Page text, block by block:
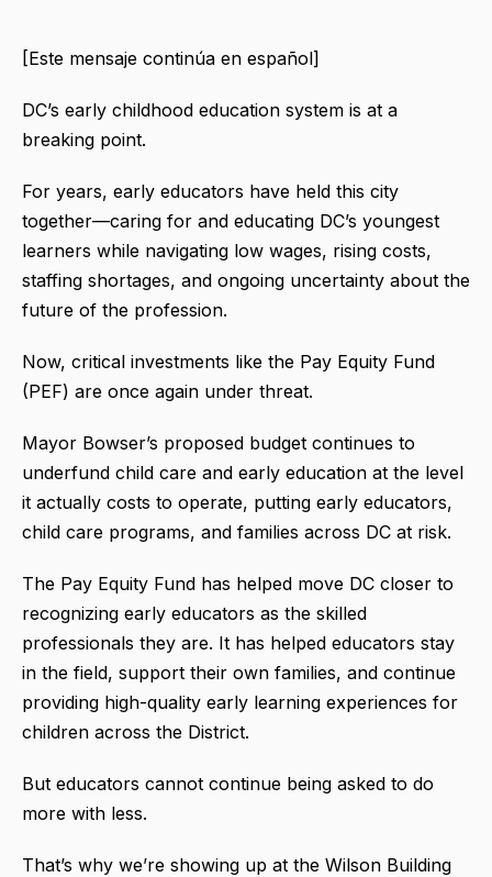
[Este mensaje continúa en español]
DC’s early childhood education system is at a
breaking point.
For years, early educators have held this city
together—caring for and educating DC’s youngest
learners while navigating low wages, rising costs,
staffing shortages, and ongoing uncertainty about the
future of the profession.
Now, critical investments like the Pay Equity Fund
(PEF) are once again under threat.
Mayor Bowser’s proposed budget continues to
underfund child care and early education at the level
it actually costs to operate, putting early educators,
child care programs, and families across DC at risk.
The Pay Equity Fund has helped move DC closer to
recognizing early educators as the skilled
professionals they are. It has helped educators stay
in the field, support their own families, and continue
providing high-quality early learning experiences for
children across the District.
But educators cannot continue being asked to do
more with less.
That’s why we’re showing up at the Wilson Building